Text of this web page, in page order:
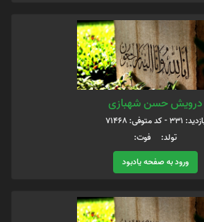
درویش حسن شهبازی
331 - کد متوفی: 71468
تولد: فوت:
ورود به صفحه یادبود